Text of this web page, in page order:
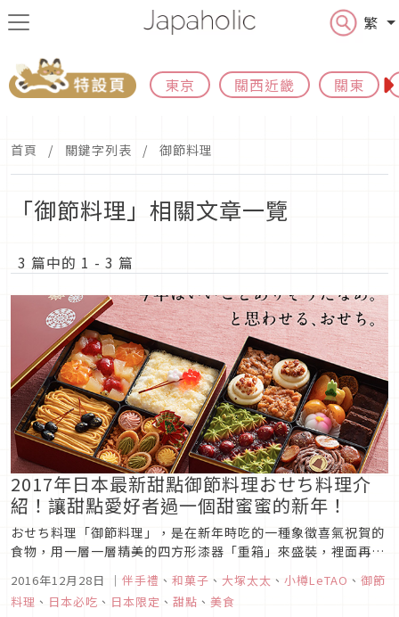
繁
東京 關西近畿 關東
首頁 關鍵字列表 御節料理
「御節料理」相關文章一覽
3 篇中的 1 - 3 篇
2017年日本最新甜點御節料理おせち料理介
紹！讓甜點愛好者過一個甜蜜蜜的新年！
おせち料理「御節料理」，是在新年時吃的一種象徵喜氣祝賀的
食物，用一層一層精美的四方形漆器「重箱」來盛裝，裡面再分
些祝賀的意思。這篇文章要來介紹的是另一種用甜點來詮釋的和
菓子＆洋菓子御節料理，讓新年充滿甜蜜的滋味！
2016年12月28日 ｜ 伴手禮 、 和菓子 、 大塚太太 、 小樽LeTAO 、 御節
料理 、 日本必吃 、 日本限定 、 甜點 、 美食